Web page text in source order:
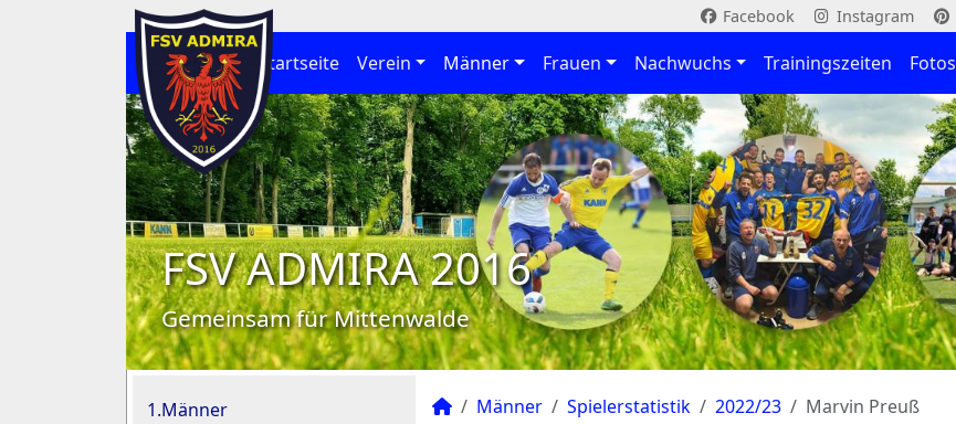
Facebook Instagram
Startseite Verein Männer Frauen Nachwuchs Trainingszeiten Fotos
FSV ADMIRA 2016
Gemeinsam für Mittenwalde
1.Männer
Männer Spielerstatistik 2022/23 Marvin Preuß